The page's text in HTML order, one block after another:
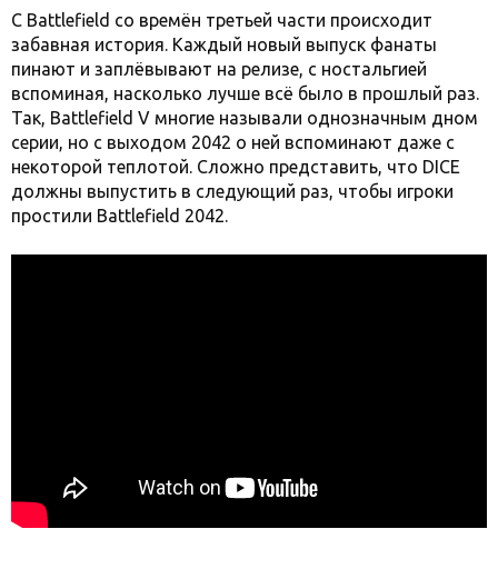
С Battlefield со времён третьей части происходит
забавная история. Каждый новый выпуск фанаты
пинают и заплёвывают на релизе, с ностальгией
вспоминая, насколько лучше всё было в прошлый раз.
Так, Battlefield V многие называли однозначным дном
серии, но с выходом 2042 о ней вспоминают даже с
некоторой теплотой. Сложно представить, что DICE
должны выпустить в следующий раз, чтобы игроки
простили Battlefield 2042.